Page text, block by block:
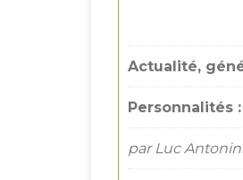
Actualité,
Personnalités :
par Luc